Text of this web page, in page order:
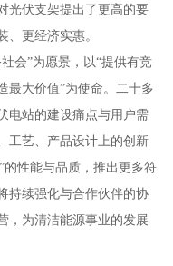
光伏支架提出了更高的要
更经济实惠。
会”为愿景，以“提供有竞
最大价值”为使命。二十多
电站的建设痛点与用户需
工艺、产品设计上的创新
的性能与品质，推出更多符
持续强化与合作伙伴的协
，为清洁能源事业的发展